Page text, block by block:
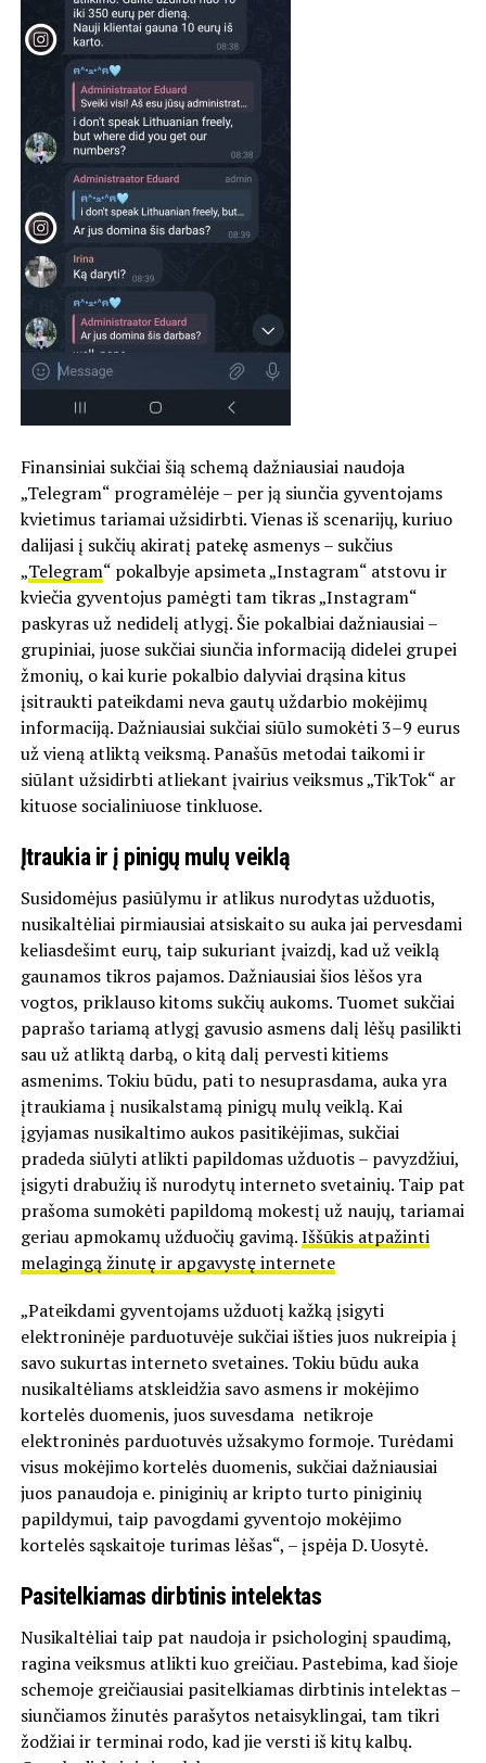
Finansiniai sukčiai šią schemą dažniausiai naudoja
„Telegram“ programėlėje – per ją siunčia gyventojams
kvietimus tariamai užsidirbti. Vienas iš scenarijų, kuriuo
dalijasi į sukčių akiratį patekę asmenys – sukčius
„Telegram“ pokalbyje apsimeta „Instagram“ atstovu ir
kviečia gyventojus pamėgti tam tikras „Instagram“
paskyras už nedidelį atlygį. Šie pokalbiai dažniausiai –
grupiniai, juose sukčiai siunčia informaciją didelei grupei
žmonių, o kai kurie pokalbio dalyviai drąsina kitus
įsitraukti pateikdami neva gautų uždarbio mokėjimų
informaciją. Dažniausiai sukčiai siūlo sumokėti 3–9 eurus
už vieną atliktą veiksmą. Panašūs metodai taikomi ir
siūlant užsidirbti atliekant įvairius veiksmus „TikTok“ ar
kituose socialiniuose tinkluose.
Įtraukia ir į pinigų mulų veiklą
Susidomėjus pasiūlymu ir atlikus nurodytas užduotis,
nusikaltėliai pirmiausiai atsiskaito su auka jai pervesdami
keliasdešimt eurų, taip sukuriant įvaizdį, kad už veiklą
gaunamos tikros pajamos. Dažniausiai šios lėšos yra
vogtos, priklauso kitoms sukčių aukoms. Tuomet sukčiai
paprašo tariamą atlygį gavusio asmens dalį lėšų pasilikti
sau už atliktą darbą, o kitą dalį pervesti kitiems
asmenims. Tokiu būdu, pati to nesuprasdama, auka yra
įtraukiama į nusikalstamą pinigų mulų veiklą. Kai
įgyjamas nusikaltimo aukos pasitikėjimas, sukčiai
pradeda siūlyti atlikti papildomas užduotis – pavyzdžiui,
įsigyti drabužių iš nurodytų interneto svetainių. Taip pat
prašoma sumokėti papildomą mokestį už naujų, tariamai
geriau apmokamų užduočių gavimą.Iššūkis atpažinti
melagingą žinutę ir apgavystę internete
„Pateikdami gyventojams užduotį kažką įsigyti
elektroninėje parduotuvėje sukčiai išties juos nukreipia į
savo sukurtas interneto svetaines. Tokiu būdu auka
nusikaltėliams atskleidžia savo asmens ir mokėjimo
kortelės duomenis, juos suvesdama netikroje
elektroninės parduotuvės užsakymo formoje. Turėdami
visus mokėjimo kortelės duomenis, sukčiai dažniausiai
juos panaudoja e. piniginių ar kripto turto piniginių
papildymui, taip pavogdami gyventojo mokėjimo
kortelės sąskaitoje turimas lėšas“, – įspėja D. Uosytė.
Pasitelkiamas dirbtinis intelektas
Nusikaltėliai taip pat naudoja ir psichologinį spaudimą,
ragina veiksmus atlikti kuo greičiau. Pastebima, kad šioje
schemoje greičiausiai pasitelkiamas dirbtinis intelektas –
siunčiamos žinutės parašytos netaisyklingai, tam tikri
žodžiai ir terminai rodo, kad jie versti iš kitų kalbų.